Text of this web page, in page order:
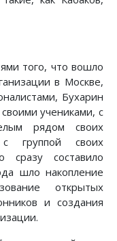
того, что вошло
в Москве,
Бухарин
учениками, с
рядом своих
группой своих
сразу составило
шло накопление
открытых
и создания